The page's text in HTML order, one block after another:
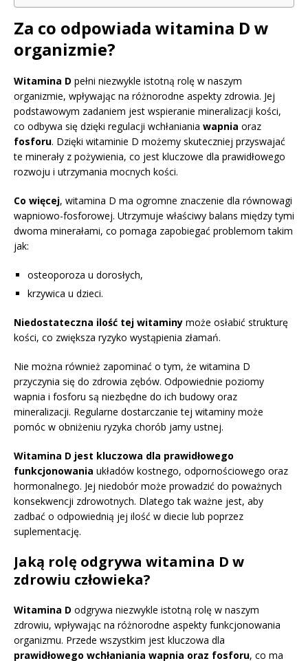
Za co odpowiada witamina D w
organizmie?
Witamina D pełni niezwykle istotną rolę w naszym
organizmie, wpływając na różnorodne aspekty zdrowia. Jej
podstawowym zadaniem jest wspieranie mineralizacji kości,
co odbywa się dzięki regulacji wchłaniania wapnia oraz
fosforu. Dzięki witaminie D możemy skuteczniej przyswajać
te minerały z pożywienia, co jest kluczowe dla prawidłowego
rozwoju i utrzymania mocnych kości.
Co więcej, witamina D ma ogromne znaczenie dla równowagi
wapniowo-fosforowej. Utrzymuje właściwy balans między tymi
dwoma minerałami, co pomaga zapobiegać problemom takim
jak:
osteoporoza u dorosłych,
krzywica u dzieci.
Niedostateczna ilość tej witaminy może osłabić strukturę
kości, co zwiększa ryzyko wystąpienia złamań.
Nie można również zapominać o tym, że witamina D
przyczynia się do zdrowia zębów. Odpowiednie poziomy
wapnia i fosforu są niezbędne do ich budowy oraz
mineralizacji. Regularne dostarczanie tej witaminy może
pomóc w obniżeniu ryzyka chorób jamy ustnej.
Witamina D jest kluczowa dla prawidłowego
funkcjonowania układów kostnego, odpornościowego oraz
hormonalnego. Jej niedobór może prowadzić do poważnych
konsekwencji zdrowotnych. Dlatego tak ważne jest, aby
zadbać o odpowiednią jej ilość w diecie lub poprzez
suplementację.
Jaką rolę odgrywa witamina D w
zdrowiu człowieka?
Witamina D odgrywa niezwykle istotną rolę w naszym
zdrowiu, wpływając na różnorodne aspekty funkcjonowania
organizmu. Przede wszystkim jest kluczowa dla
prawidłowego wchłaniania wapnia oraz fosforu, co ma